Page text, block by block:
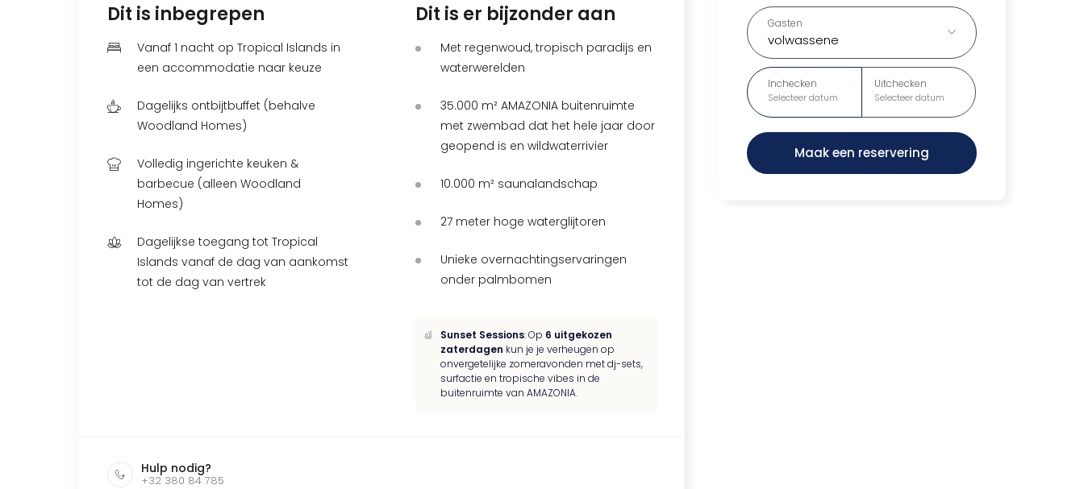
Gasten
volwassene
Inchecken
Selecteer datum
Uitchecken
Selecteer datum
Maak een reservering
Dit is inbegrepen
Vanaf 1 nacht op Tropical Islands in
een accommodatie naar keuze
Dagelijks ontbijtbuffet (behalve
Woodland Homes)
Volledig ingerichte keuken &
barbecue (alleen Woodland
Homes)
Dagelijkse toegang tot Tropical
Islands vanaf de dag van aankomst
tot de dag van vertrek
Dit is er bijzonder aan
Met regenwoud, tropisch paradijs en
waterwerelden
35.000 m² AMAZONIA buitenruimte
met zwembad dat het hele jaar door
geopend is en wildwaterrivier
10.000 m² saunalandschap
27 meter hoge waterglijtoren
Unieke overnachtingservaringen
onder palmbomen
Sunset Sessions: Op 6 uitgekozen
zaterdagen kun je je verheugen op
onvergetelijke zomeravonden met dj-sets,
surfactie en tropische vibes in de
buitenruimte van AMAZONIA.
Hulp nodig?
+32 380 84 785